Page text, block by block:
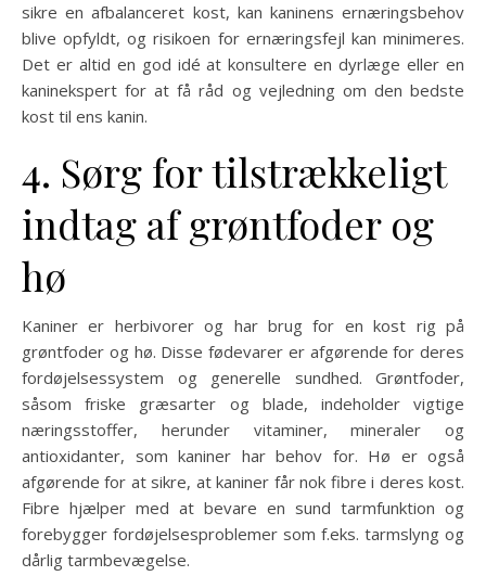
sikre en afbalanceret kost, kan kaninens ernæringsbehov
blive opfyldt, og risikoen for ernæringsfejl kan minimeres.
Det er altid en god idé at konsultere en dyrlæge eller en
kaninekspert for at få råd og vejledning om den bedste
kost til ens kanin.
4. Sørg for tilstrækkeligt
indtag af grøntfoder og
hø
Kaniner er herbivorer og har brug for en kost rig på
grøntfoder og hø. Disse fødevarer er afgørende for deres
fordøjelsessystem og generelle sundhed. Grøntfoder,
såsom friske græsarter og blade, indeholder vigtige
næringsstoffer, herunder vitaminer, mineraler og
antioxidanter, som kaniner har behov for. Hø er også
afgørende for at sikre, at kaniner får nok fibre i deres kost.
Fibre hjælper med at bevare en sund tarmfunktion og
forebygger fordøjelsesproblemer som f.eks. tarmslyng og
dårlig tarmbevægelse.